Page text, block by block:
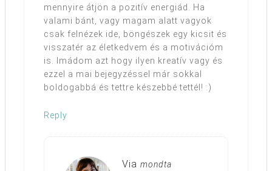
mennyire átjön a pozitív energiád. Ha
valami bánt, vagy magam alatt vagyok
csak felnézek ide, böngészek egy kicsit és
visszatér az életkedvem és a motivációm
is. Imádom azt hogy ilyen kreatív vagy és
ezzel a mai bejegyzéssel már sokkal
boldogabbá és tettre készebbé tettél! :)
Reply
Via mondta